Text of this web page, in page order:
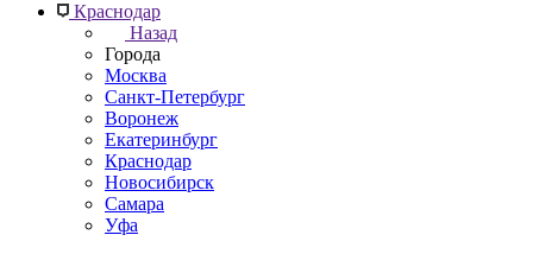
Краснодар
Назад
Города
Москва
Санкт-Петербург
Воронеж
Екатеринбург
Краснодар
Новосибирск
Самара
Уфа